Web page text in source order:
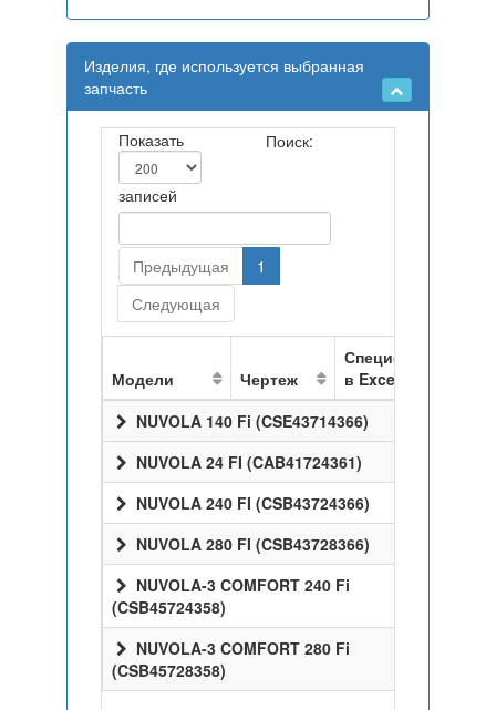
Изделия, где используется выбранная
запчасть
Показать
записей
Поиск:
Предыдущая
1
Следующая
Модели Чертеж
Спецификация
в Excel
NUVOLA 140 Fi (CSE43714366)
NUVOLA 24 FI (CAB41724361)
NUVOLA 240 FI (CSB43724366)
NUVOLA 280 FI (CSB43728366)
NUVOLA-3 COMFORT 240 Fi
(CSB45724358)
NUVOLA-3 COMFORT 280 Fi
(CSB45728358)